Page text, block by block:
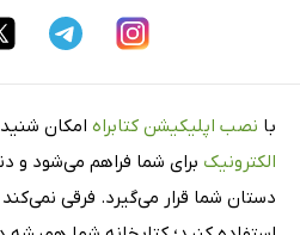
با نصب اپلیکیشن کتابراه امکان
الکترونیک برای شما فراهم می‌شود و
دستان شما قرار می‌گیرد. فرقی نمی‌کند